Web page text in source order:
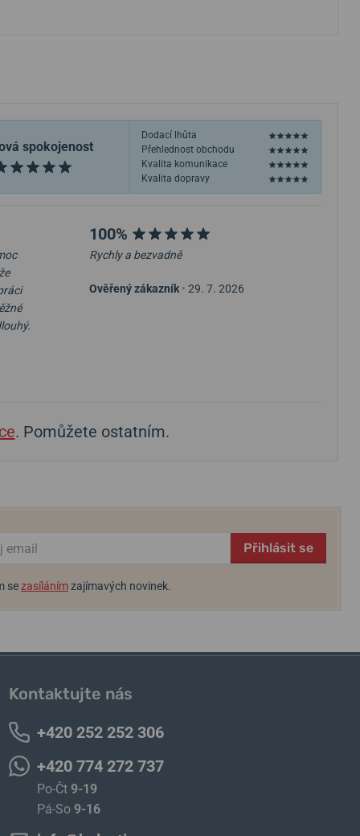
spokojenost
Dodací lhůta
Přehlednost obchodu
Kvalita komunikace
Kvalita dopravy
100%
Rychly a bezvadně
Ověřený zákazník • 29. 7. 2026
. Pomůžete ostatním.
Přihlásit se
sezasílánímzajímavých novinek.
Kontaktujte nás
+420 252 252 306
+420 774 272 737
Po-Čt 9-19
Pá-So 9-16